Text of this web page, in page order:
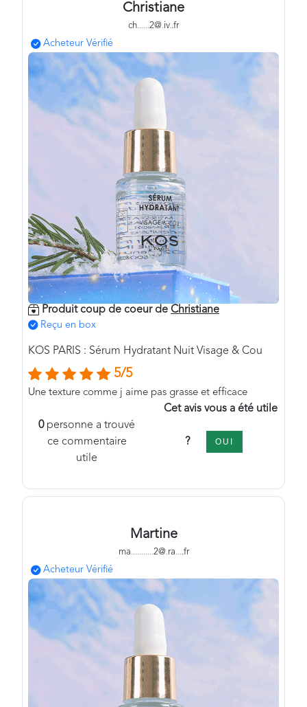
Christiane
ch......2@.iv..fr
Acheteur Vérifié
Produit coup de coeur de Christiane
Reçu en box
KOS PARIS : Sérum Hydratant Nuit Visage & Cou
5/5
Une texture comme j aime pas grasse et efficace
0personne a trouvé
ce commentaire
utile
Cet avis vous a été utile
? OUI
Martine
ma...........2@.ra....fr
Acheteur Vérifié